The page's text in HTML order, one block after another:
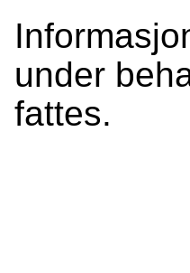
under
fattes.